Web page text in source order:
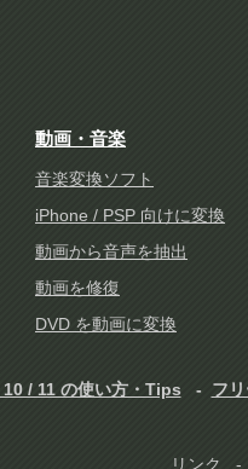
動画・音楽
音楽変換ソフト
iPhone / PSP 向けに変換
動画から音声を抽出
動画を修復
DVD を動画に変換
/ 11 の使い方・Tips フ
リンク